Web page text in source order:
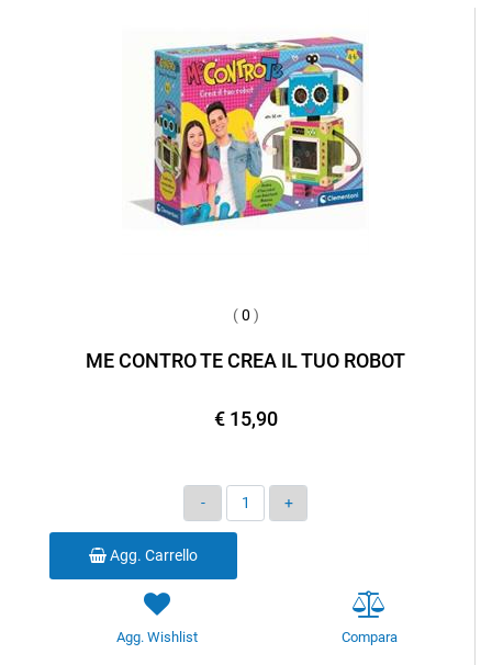
(0 )
ME CONTRO TE CREA IL TUO ROBOT
€ 15,90
Quantità
Agg. Carrello
Agg. Wishlist Compara